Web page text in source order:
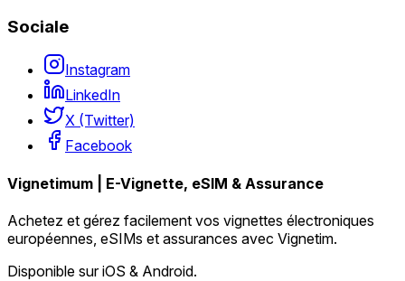
Sociale
Instagram
LinkedIn
X (Twitter)
Facebook
Vignetimum | E-Vignette, eSIM & Assurance
Achetez et gérez facilement vos vignettes électroniques
européennes, eSIMs et assurances avec Vignetim.
Disponible sur iOS & Android.